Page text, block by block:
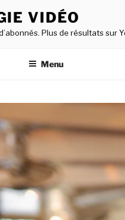
VIDÉO
Plus de résultats sur
Menu